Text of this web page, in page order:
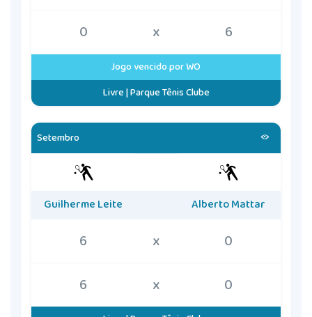
0
x 6
Jogo vencido por WO
Livre | Parque Tênis Clube
Setembro
Guilherme Leite Alberto Mattar
6 x
0
6
x 0